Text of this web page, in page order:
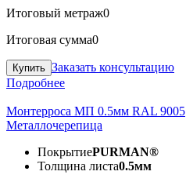
Итоговый метраж0
Итоговая сумма0
Заказать консультацию
Подробнее
Монтерроса МП 0.5мм RAL 9005
Металлочерепица
ПокрытиеPURMAN®
Толщина листа0.5мм